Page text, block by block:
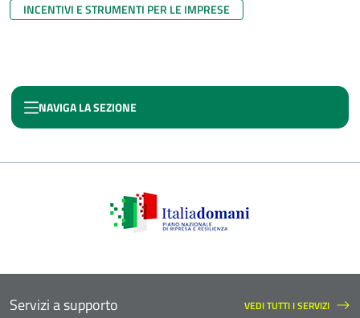
INCENTIVI E STRUMENTI PER LE IMPRESE
NAVIGA LA SEZIONE
CONTRATTO DI SVILUPPO
Servizi a supporto VEDI TUTTI I SERVIZI
SERVIZI A SUPPORTO